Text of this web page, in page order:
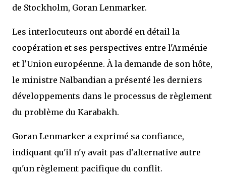
de Stockholm, Goran Lenmarker.
Les interlocuteurs ont abordé en détail la
coopération et ses perspectives entre l'Arménie
et l'Union européenne. À la demande de son hôte,
le ministre Nalbandian a présenté les derniers
développements dans le processus de règlement
du problème du Karabakh.
Goran Lenmarker a exprimé sa confiance,
indiquant qu'il n'y avait pas d'alternative autre
qu'un règlement pacifique du conflit.